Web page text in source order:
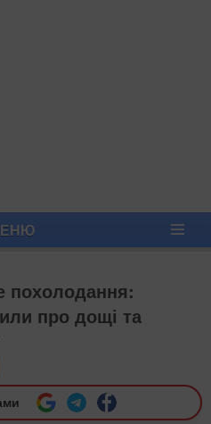
похолодання:
про дощі та